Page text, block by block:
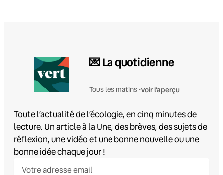
💌 La quotidienne
Tous les matins •Voir l'aperçu
Toute l’actualité de l’écologie, en cinq minutes de
lecture. Un article à la Une, des brèves, des sujets de
réflexion, une vidéo et une bonne nouvelle ou une
bonne idée chaque jour !